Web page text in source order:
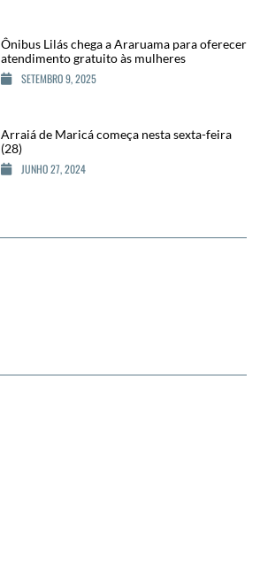
Ônibus Lilás chega a Araruama para oferecer
atendimento gratuito às mulheres
SETEMBRO 9, 2025
Arraiá de Maricá começa nesta sexta-feira
(28)
JUNHO 27, 2024